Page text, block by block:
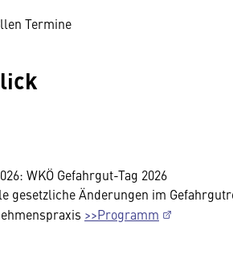
Termine
WKÖ Gefahrgut-Tag 2026
gesetzliche Änderungen im
>>Programm